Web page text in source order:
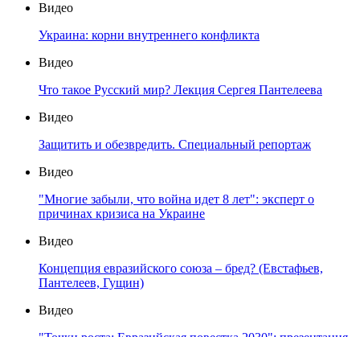
Видео
Украина: корни внутреннего конфликта
Видео
Что такое Русский мир? Лекция Сергея Пантелеева
Видео
Защитить и обезвредить. Специальный репортаж
Видео
"Многие забыли, что война идет 8 лет": эксперт о
причинах кризиса на Украине
Видео
Концепция евразийского союза – бред? (Евстафьев,
Пантелеев, Гущин)
Видео